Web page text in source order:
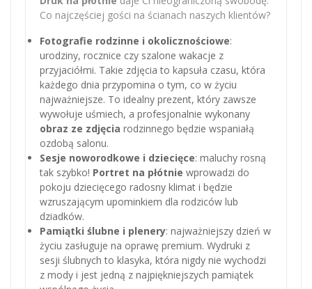
Co najczęściej gości na ścianach naszych klientów?
Fotografie rodzinne i okolicznościowe:
urodziny, rocznice czy szalone wakacje z
przyjaciółmi. Takie zdjęcia to kapsuła czasu, która
każdego dnia przypomina o tym, co w życiu
najważniejsze. To idealny prezent, który zawsze
wywołuje uśmiech, a profesjonalnie wykonany
obraz ze zdjęcia rodzinnego będzie wspaniałą
ozdobą salonu.
Sesje noworodkowe i dziecięce: maluchy rosną
tak szybko! Portret na płótnie wprowadzi do
pokoju dziecięcego radosny klimat i będzie
wzruszającym upominkiem dla rodziców lub
dziadków.
Pamiątki ślubne i plenery: najważniejszy dzień w
życiu zasługuje na oprawę premium. Wydruki z
sesji ślubnych to klasyka, która nigdy nie wychodzi
z mody i jest jedną z najpiękniejszych pamiątek